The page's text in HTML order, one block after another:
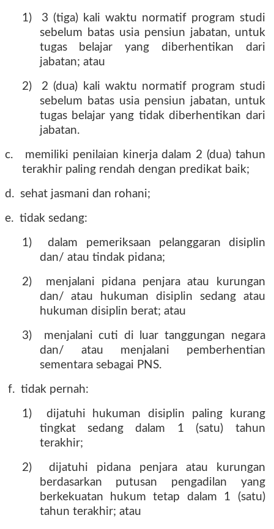
1)
3 (tiga) kali waktu normatif program studi
sebelum batas usia pensiun jabatan, untuk
tugas belajar yang diberhentikan dari
jabatan; atau
2)
2 (dua) kali waktu normatif program studi
sebelum batas usia pensiun jabatan, untuk
tugas belajar yang tidak diberhentikan dari
jabatan.
c.
memiliki penilaian kinerja dalam 2 (dua) tahun
terakhir paling rendah dengan predikat baik;
d. sehat jasmani dan rohani;
e. tidak sedang:
1)
dalam pemeriksaan pelanggaran disiplin
dan/ atau tindak pidana;
2)
menjalani pidana penjara atau kurungan
dan/ atau hukuman disiplin sedang atau
hukuman disiplin berat; atau
3)
menjalani cuti di luar tanggungan negara
dan/ atau menjalani pemberhentian
sementara sebagai PNS.
f. tidak pernah:
1)
dijatuhi hukuman disiplin paling kurang
tingkat sedang dalam 1 (satu) tahun
terakhir;
2)
dijatuhi pidana penjara atau kurungan
berdasarkan putusan pengadilan yang
berkekuatan hukum tetap dalam 1 (satu)
tahun terakhir; atau